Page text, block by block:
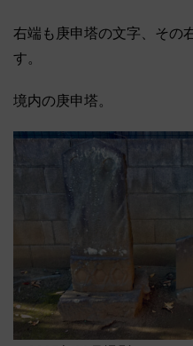
右端も庚申塔の文字、その
す。
境内の庚申塔。